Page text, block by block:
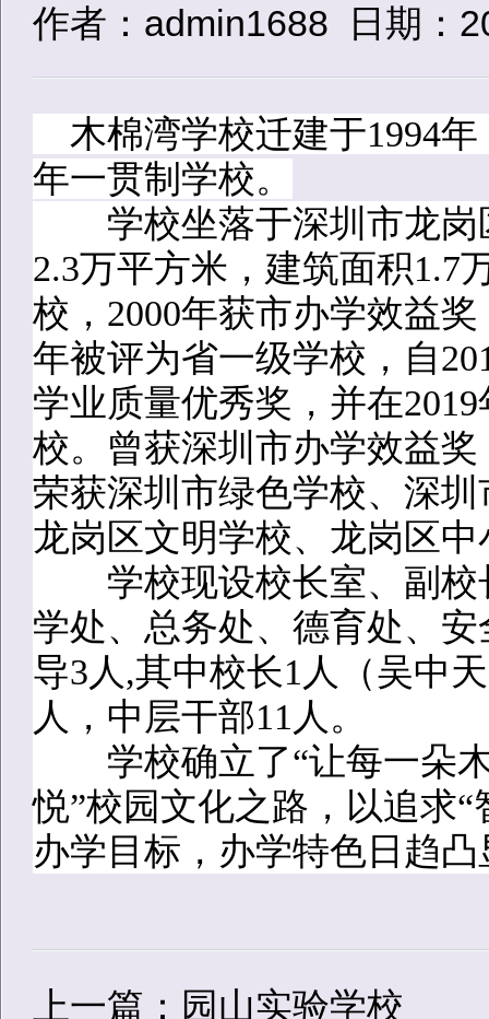
作者：admin1688 日期：
木棉湾学校迁建于1994年
年一贯制学校。
学校坐落于深圳市龙岗
2.3万平方米，建筑面积1.7
校，2000年获市办学效益
年被评为省一级学校，自
学业质量优秀奖，并在
校。曾获深圳市办学效益
荣获深圳市绿色学校、深
龙岗区文明学校、龙岗区
学校现设校长室、副校
学处、总务处、德育处、
导3人,其中校长1人（吴中
人，中层干部11人。
学校确立了“让每一朵木
悦”校园文化之路，以追求
办学目标，办学特色日趋
上一篇：园山实验学校